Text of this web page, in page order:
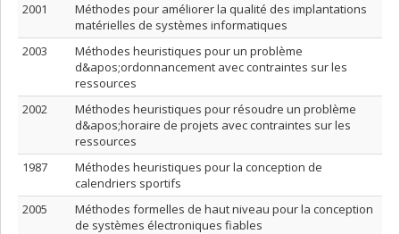
2001
Méthodes pour améliorer la qualité des implantations
matérielles de systèmes informatiques
2003
Méthodes heuristiques pour un problème
d&apos;ordonnancement avec contraintes sur les
ressources
2002
Méthodes heuristiques pour résoudre un problème
d&apos;horaire de projets avec contraintes sur les
ressources
1987
Méthodes heuristiques pour la conception de
calendriers sportifs
2005
Méthodes formelles de haut niveau pour la conception
de systèmes électroniques fiables